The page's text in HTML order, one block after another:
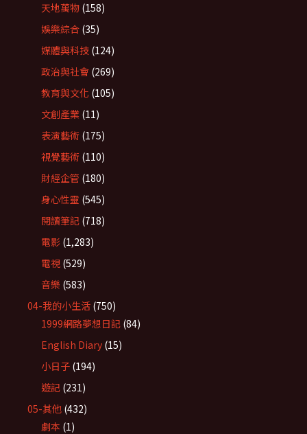
天地萬物 (158)
娛樂綜合 (35)
媒體與科技 (124)
政治與社會 (269)
教育與文化 (105)
文創產業 (11)
表演藝術 (175)
視覺藝術 (110)
財經企管 (180)
身心性靈 (545)
閱讀筆記 (718)
電影 (1,283)
電視 (529)
音樂 (583)
04-我的小生活 (750)
1999網路夢想日記 (84)
English Diary (15)
小日子 (194)
遊記 (231)
05-其他 (432)
劇本 (1)